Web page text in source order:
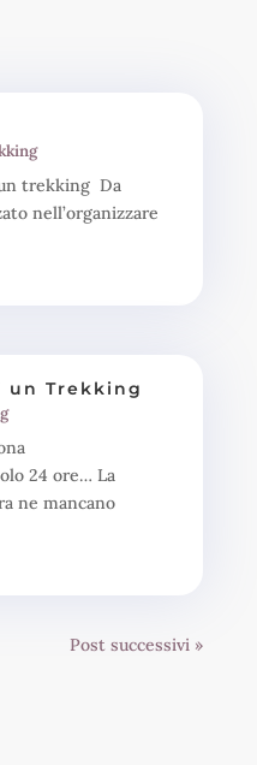
trekking Da
nell’organizzare
un Trekking
24 ore… La
ne mancano
Post successivi »